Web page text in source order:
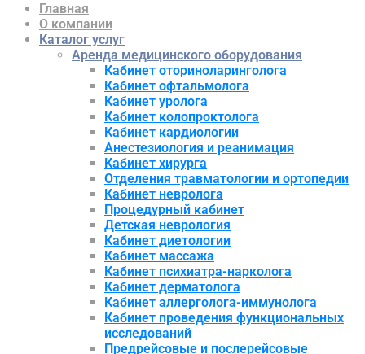
Главная
О компании
Каталог услуг
Аренда медицинского оборудования
Кабинет оториноларинголога
Кабинет офтальмолога
Кабинет уролога
Кабинет колопроктолога
Кабинет кардиологии
Анестезиология и реанимация
Кабинет хирурга
Отделения травматологии и ортопедии
Кабинет невролога
Процедурный кабинет
Детская неврология
Кабинет диетологии
Кабинет массажа
Кабинет психиатра-нарколога
Кабинет дерматолога
Кабинет аллерголога-иммунолога
Кабинет проведения функциональных
исследований
Предрейсовые и послерейсовые